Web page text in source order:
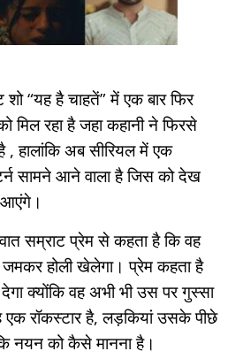
शो “यह है चाहतें” में एक बार फिर
मिल रहा है जहा कहानी ने फिरसे
हालांकि अब सीरियल में एक
सामने आने वाला है जिस को देख
सम्राट प्रेम से कहता है कि वह
होली खेलेगा। प्रेम कहता है
क्योंकि वह अभी भी उस पर गुस्सा
रॉकस्टार है, लड़कियां उसके पीछे
नयन को कैसे मानना है।